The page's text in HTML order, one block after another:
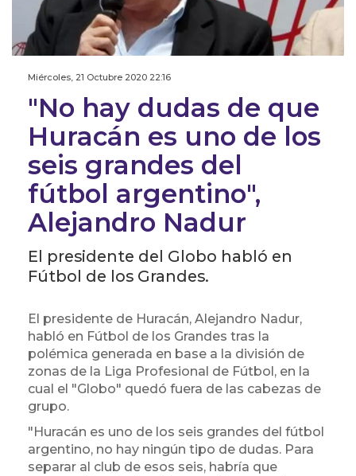
Miércoles, 21 Octubre 2020 22:16
"No hay dudas de que
Huracán es uno de los
seis grandes del
fútbol argentino",
Alejandro Nadur
El presidente del Globo habló en
Fútbol de los Grandes.
El presidente de Huracán, Alejandro Nadur,
habló en Fútbol de los Grandes tras la
polémica generada en base a la división de
zonas de la Liga Profesional de Fútbol, en la
cual el "Globo" quedó fuera de las cabezas de
grupo.
"Huracán es uno de los seis grandes del fútbol
argentino, no hay ningún tipo de dudas. Para
separar al club de esos seis, habría que